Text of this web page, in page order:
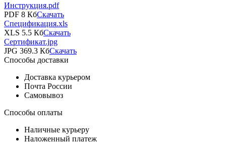
Инструкция.pdf
PDF 8 КбСкачать
Спецификация.xls
XLS 5.5 КбСкачать
Сертификат.jpg
JPG 369.3 КбСкачать
Способы доставки
Доставка курьером
Почта России
Самовывоз
Способы оплаты
Наличные курьеру
Наложенный платеж